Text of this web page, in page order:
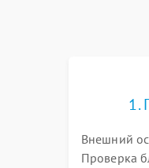
1.
Внешний
Проверка